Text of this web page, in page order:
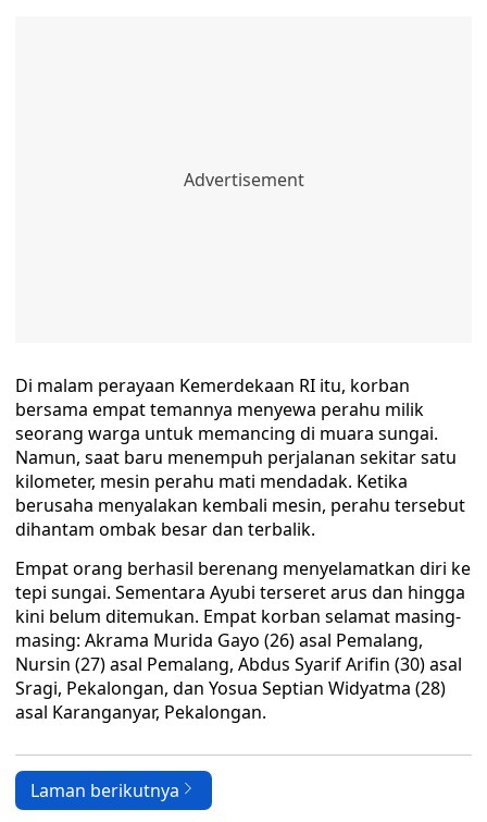
Di malam perayaan Kemerdekaan RI itu, korban
bersama empat temannya menyewa perahu milik
seorang warga untuk memancing di muara sungai.
Namun, saat baru menempuh perjalanan sekitar satu
kilometer, mesin perahu mati mendadak. Ketika
berusaha menyalakan kembali mesin, perahu tersebut
dihantam ombak besar dan terbalik.
Empat orang berhasil berenang menyelamatkan diri ke
tepi sungai. Sementara Ayubi terseret arus dan hingga
kini belum ditemukan. Empat korban selamat masing-
masing: Akrama Murida Gayo (26) asal Pemalang,
Nursin (27) asal Pemalang, Abdus Syarif Arifin (30) asal
Sragi, Pekalongan, dan Yosua Septian Widyatma (28)
asal Karanganyar, Pekalongan.
Laman berikutnya